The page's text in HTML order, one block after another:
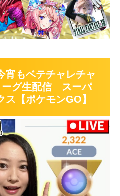
宵もベテチャレチャ
ーグ生配信 スーパ
【ポケモンGO】